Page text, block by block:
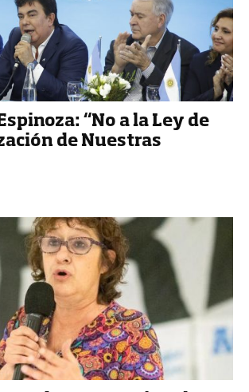
“No a la Ley de
de Nuestras